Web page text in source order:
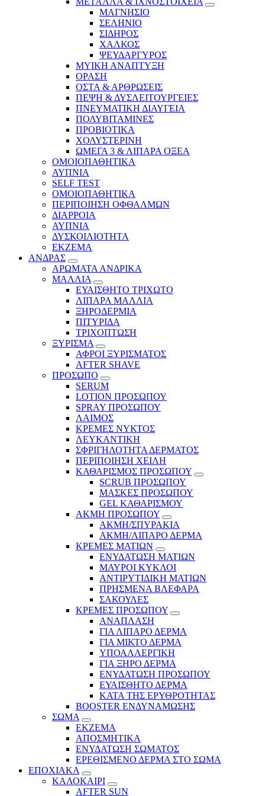
ΜΑΓΝΗΣΙΟ
ΣΕΛΗΝΙΟ
ΣΙΔΗΡΟΣ
ΧΑΛΚΟΣ
ΨΕΥΔΑΡΓΥΡΟΣ
ΜΥΙΚΗ ΑΝΑΠΤΥΞΗ
ΟΡΑΣΗ
ΟΣΤΑ & ΑΡΘΡΩΣΕΙΣ
ΠΕΨΗ & ΔΥΣΛΕΙΤΟΥΡΓΕΙΕΣ
ΠΝΕΥΜΑΤΙΚΗ ΔΙΑΥΓΕΙΑ
ΠΟΛΥΒΙΤΑΜΙΝΕΣ
ΠΡΟΒΙΟΤΙΚΑ
ΧΟΛΥΣΤΕΡΙΝΗ
ΩΜΕΓΑ 3 & ΛΙΠΑΡΑ ΟΞΕΑ
ΟΜΟΙΟΠΑΘΗΤΙΚΑ
ΑΥΠΝΙΑ
SELF TEST
ΟΜΟΙΟΠΑΘΗΤΙΚΑ
ΠΕΡΙΠΟΙΗΣΗ ΟΦΘΑΛΜΩΝ
ΔΙΑΡΡΟΙΑ
ΑΥΠΝΙΑ
ΔΥΣΚΟΙΛΙΟΤΗΤΑ
ΕΚΖΕΜΑ
ΑΝΔΡΑΣ
ΑΡΩΜΑΤΑ ΑΝΔΡΙΚΑ
ΜΑΛΛΙΑ
ΕΥΑΙΣΘΗΤΟ ΤΡΙΧΩΤΟ
ΛΙΠΑΡΑ ΜΑΛΛΙΑ
ΞΗΡΟΔΕΡΜΙΑ
ΠΙΤΥΡΙΔΑ
ΤΡΙΧΟΠΤΩΣΗ
ΞΥΡΙΣΜΑ
ΑΦΡΟΙ ΞΥΡΙΣΜΑΤΟΣ
AFTER SHAVE
ΠΡΟΣΩΠΟ
SERUM
LOTION ΠΡΟΣΩΠΟΥ
SPRAY ΠΡΟΣΩΠΟΥ
ΛΑΙΜΟΣ
ΚΡΕΜΕΣ ΝΥΚΤΟΣ
ΛΕΥΚΑΝΤΙΚΗ
ΣΦΡΙΓΗΛΟΤΗΤΑ ΔΕΡΜΑΤΟΣ
ΠΕΡΙΠΟΙΗΣΗ ΧΕΙΛΗ
ΚΑΘΑΡΙΣΜΟΣ ΠΡΟΣΩΠΟΥ
SCRUB ΠΡΟΣΩΠΟΥ
ΜΑΣΚΕΣ ΠΡΟΣΩΠΟΥ
GEL ΚΑΘΑΡΙΣΜΟΥ
ΑΚΜΗ ΠΡΟΣΩΠΟΥ
ΑΚΜΗ/ΣΠΥΡΑΚΙΑ
ΑΚΜΗ/ΛΙΠΑΡΟ ΔΕΡΜΑ
ΚΡΕΜΕΣ ΜΑΤΙΩΝ
ΕΝΥΔΑΤΩΣΗ ΜΑΤΙΩΝ
ΜΑΥΡΟΙ ΚΥΚΛΟΙ
ΑΝΤΙΡΥΤΙΔΙΚΗ ΜΑΤΙΩΝ
ΠΡΗΣΜΕΝΑ ΒΛΕΦΑΡΑ
ΣΑΚΟΥΛΕΣ
ΚΡΕΜΕΣ ΠΡΟΣΩΠΟΥ
ΑΝΑΠΛΑΣΗ
ΓΙΑ ΛΙΠΑΡΟ ΔΕΡΜΑ
ΓΙΑ ΜΙΚΤΟ ΔΕΡΜΑ
ΥΠΟΑΛΛΕΡΓΙΚΗ
ΓΙΑ ΞΗΡΟ ΔΕΡΜΑ
ΕΝΥΔΑΤΩΣΗ ΠΡΟΣΩΠΟΥ
ΕΥΑΙΣΘΗΤΟ ΔΕΡΜΑ
ΚΑΤΑ ΤΗΣ ΕΡΥΘΡΟΤΗΤΑΣ
BOOSTER ΕΝΔΥΝΑΜΩΣΗΣ
ΣΩΜΑ
ΕΚΖΕΜΑ
ΑΠΟΣΜΗΤΙΚΑ
ΕΝΥΔΑΤΩΣΗ ΣΩΜΑΤΟΣ
ΕΡΕΘΙΣΜΕΝΟ ΔΕΡΜΑ ΣΤΟ ΣΩΜΑ
ΕΠΟΧΙΑΚΑ
ΚΑΛΟΚΑΙΡΙ
AFTER SUN